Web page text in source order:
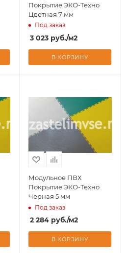
Покрытие ЭКО-Техно
Цветная 7 мм
Под заказ
3 023руб./м2
В КОРЗИНУ
Модульное ПВХ
Покрытие ЭКО-Техно
Черная 5 мм
Под заказ
2 284руб./м2
В КОРЗИНУ